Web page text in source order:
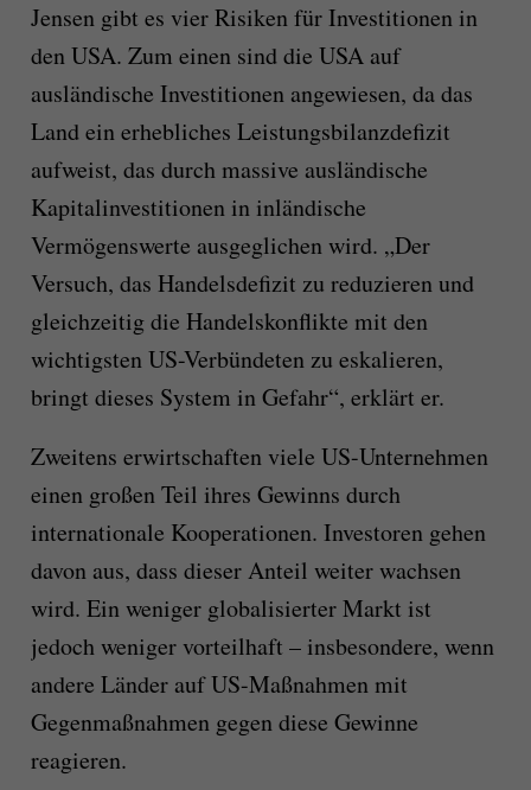
Jensen gibt es vier Risiken für Investitionen in
den USA. Zum einen sind die USA auf
ausländische Investitionen angewiesen, da das
Land ein erhebliches Leistungsbilanzdefizit
aufweist, das durch massive ausländische
Kapitalinvestitionen in inländische
Vermögenswerte ausgeglichen wird. „Der
Versuch, das Handelsdefizit zu reduzieren und
gleichzeitig die Handelskonflikte mit den
wichtigsten US-Verbündeten zu eskalieren,
bringt dieses System in Gefahr“, erklärt er.
Zweitens erwirtschaften viele US-Unternehmen
einen großen Teil ihres Gewinns durch
internationale Kooperationen. Investoren gehen
davon aus, dass dieser Anteil weiter wachsen
wird. Ein weniger globalisierter Markt ist
jedoch weniger vorteilhaft – insbesondere, wenn
andere Länder auf US-Maßnahmen mit
Gegenmaßnahmen gegen diese Gewinne
reagieren.